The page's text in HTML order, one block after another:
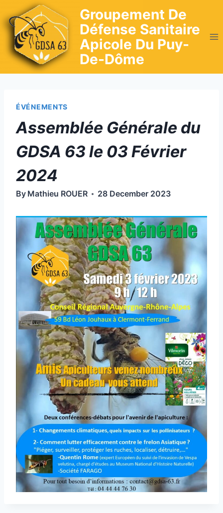
to
content
Groupement De
Défense Sanitaire
Apicole Du Puy-
De-Dôme
ÉVÉNEMENTS
Assemblée Générale du
GDSA 63 le 03 Février
2024
By Mathieu ROUER 28 December 2023